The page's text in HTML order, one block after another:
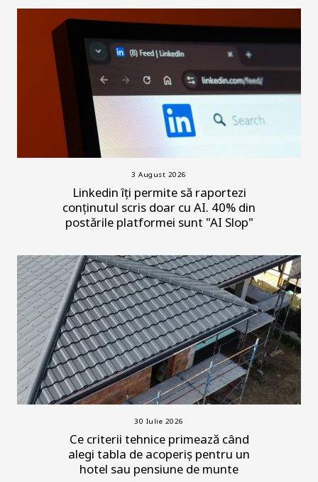
3 August 2026
Linkedin îți permite să raportezi
conținutul scris doar cu AI. 40% din
postările platformei sunt "AI Slop"
30 Iulie 2026
Ce criterii tehnice primează când
alegi tabla de acoperiș pentru un
hotel sau pensiune de munte